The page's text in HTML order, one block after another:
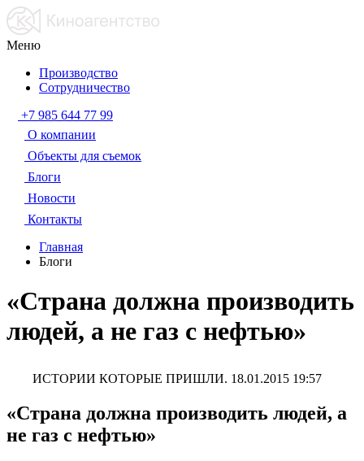
Меню
Производство
Сотрудничество
+7 985 644 77 99
О компании
Объекты для съемок
Блоги
Новости
Контакты
Главная
Блоги
«Страна должна производить
людей, а не газ с нефтью»
ИСТОРИИ КОТОРЫЕ ПРИШЛИ. 18.01.2015 19:57
«Страна должна производить людей, а
не газ с нефтью»